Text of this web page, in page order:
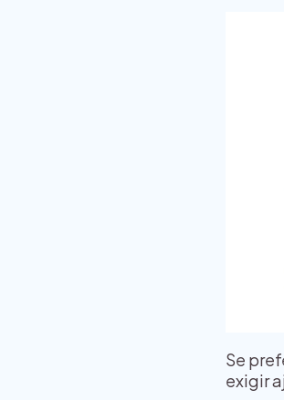
Se
exigir